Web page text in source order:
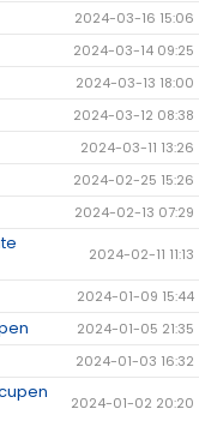
2024-03-16 15:06
2024-03-14 09:25
2024-03-13 18:00
2024-03-12 08:38
2024-03-11 13:26
2024-02-25 15:26
2024-02-13 07:29
2024-02-11 11:13
2024-01-09 15:44
2024-01-05 21:35
2024-01-03 16:32
2024-01-02 20:20